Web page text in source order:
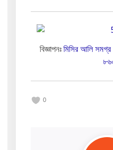
বিজ্ঞাপনঃমিসির আলি
0